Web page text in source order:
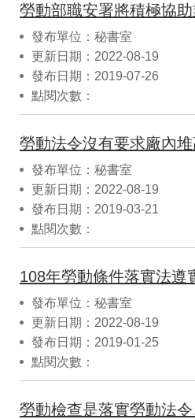
發布單位：秘書室
更新日期：2022-08-19
發布日期：2019-07-26
點閱次數：
勞動法令沒有要求廠內
發布單位：秘書室
更新日期：2022-08-19
發布日期：2019-03-21
點閱次數：
發布單位：秘書室
更新日期：2022-08-19
發布日期：2019-01-25
點閱次數：